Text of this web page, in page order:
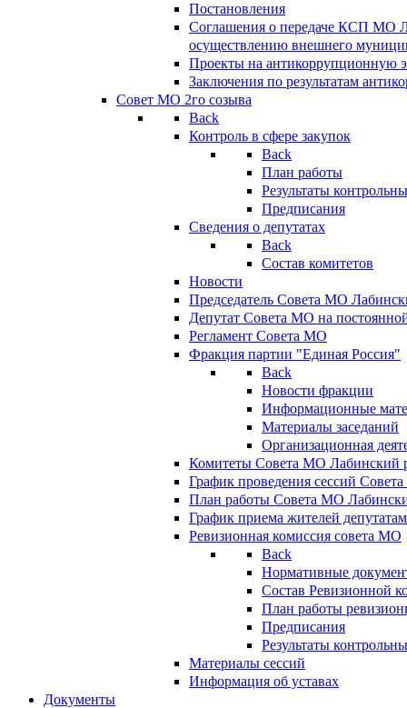
Постановления
Соглашения о передаче КСП МО
осуществлению внешнего
Проекты на антикоррупционную
Заключения по результатам
Совет МО 2го созыва
Back
Контроль в сфере закупок
Back
План работы
Результаты
Предписания
Сведения о депутатах
Back
Состав комитетов
Новости
Председатель Совета МО
Депутат Совета МО на
Регламент Совета МО
Фракция партии "Единая Россия"
Back
Новости фракции
Информационные
Материалы заседаний
Организационная
Комитеты Совета МО Лабинский
График проведения сессий
План работы Совета МО
График приема жителей
Ревизионная комиссия совета МО
Back
Нормативные
Состав Ревизионной
План работы
Предписания
Результаты
Материалы сессий
Информация об уставах
Документы